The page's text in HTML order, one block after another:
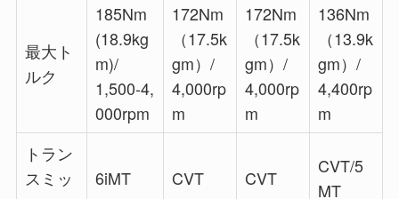
最大ト
ルク
185Nm
(18.9kg
m)/
1,500-4,
000rpm
172Nm
（17.5k
gm）/
4,000rp
m
172Nm
（17.5k
gm）/
4,000rp
m
136Nm
（13.9k
gm）/
4,400rp
m
トラン
スミッ
6iMT CVT CVT
CVT/5
MT